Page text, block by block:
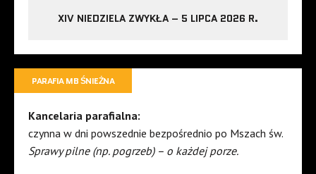
XIV NIEDZIELA ZWYKŁA – 5 LIPCA 2026 R.
PARAFIA MB ŚNIEŻNA
Kancelaria parafialna:
czynna w dni powszednie bezpośrednio po Mszach św.
Sprawy pilne (np. pogrzeb) – o każdej porze.